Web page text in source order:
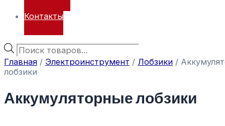
Контакты
Главная / Электроинструмент / Лобзики /
лобзики
Аккумуляторные лобзики